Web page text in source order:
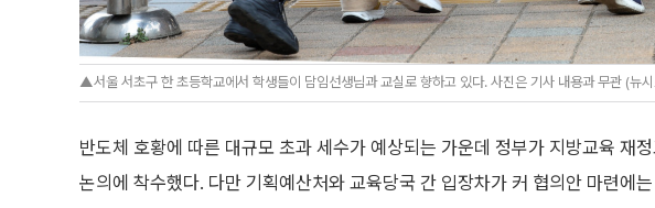
▲서울 서초구 한 초등학교에서 학생들이 담임선생님과 교실로 향하고 있다. 사진은 기사 내용과 무관 (뉴
반도체 호황에 따른 대규모 초과 세수가 예상되는 가운데 정부가 지방교육 재
논의에 착수했다. 다만 기획예산처와 교육당국 간 입장차가 커 협의안 마련에